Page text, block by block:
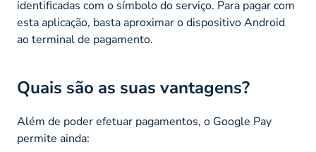
identificadas com o símbolo do serviço. Para pagar com
esta aplicação, basta aproximar o dispositivo Android
ao terminal de pagamento.
Quais são as suas vantagens?
Além de poder efetuar pagamentos, o Google Pay
permite ainda: